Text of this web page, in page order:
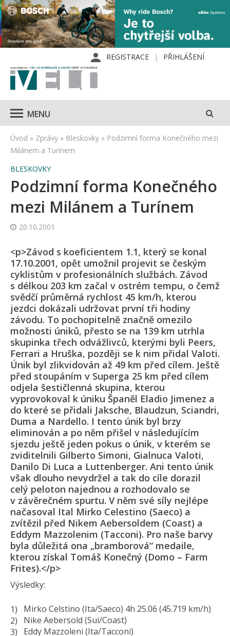
REGISTRACE PŘIHLÁŠENÍ
MENU
Úvod » Zprávy » Bleskovky » Podzimní forma Konečného mezi
Milánem a Turínem
BLESKOVKY
Podzimní forma Konečného
mezi Milánem a Turínem
20.10.2001
<p>Závod s koeficientem 1.1, který se konal
17.10.2001, opět umožnil projevit se českým
cyklistům v profesionálních službách. Závod
s délkou 203 km začal v ostrém tempu, o čemž
svědčí průměrná rychlost 45 km/h, kterou
jezdci dokázali udržovat první tři hodiny
závodu. To pochopitelně značně omezilo
možnosti úniků, přesto se na 139 km utrhla
skupinka třech odvážlivců, kterými byli Peers,
Ferrari a Hruška, později se k nim přidal Valoti.
Únik byl zlikvidován až 49 km před cílem. Ještě
před stoupáním v Superga 25 km před cílem
odjela šestičlenná skupina, kterou
vyprovokoval k úniku Španěl Eladio Jimenez a
do které se přidali Jaksche, Blaudzun, Sciandri,
Duma a Nardello. I tento únik byl brzy
eliminován a po něm přišel v následujícím
sjezdu ještě jeden pokus o únik, v kterém se
zviditelnili Gilberto Simoni, Gialnuca Valoti,
Danilo Di Luca a Luttenberger. Ani tento únik
však dlouho nevydržel a tak do cíle dorazil
celý peloton najednou a rozhodovalo se
v závěrečném spurtu. V něm své síly nejlépe
načasoval Ital Mirko Celestino (Saeco) a
zvítězil před Nikem Aebersoldem (Coast) a
Eddym Mazzolenim (Tacconi). Pro naše barvy
byla důležitá ona „bramborová“ medaile,
kterou získal Tomáš Konečný (Domo – Farm
Frites).</p>
Výsledky:
Mirko Celstino (Ita/Saeco) 4h 25.06 (45.719 km/h)
Nike Aebersold (Sui/Coast)
Eddy Mazzoleni (Ita/Tacconi)